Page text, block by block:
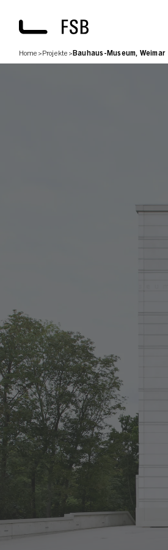
Home > Projekte > Bauhaus-Museum, Weimar